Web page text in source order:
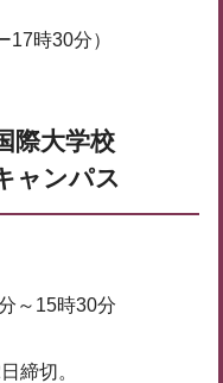
時30分）
際大学校
ャンパス
～15時30分
締切。